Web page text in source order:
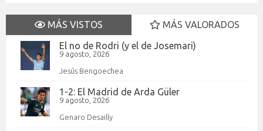
MÁS VISTOS
MÁS VALORADOS
El no de Rodri (y el de Josemari)
9 agosto, 2026
Jesús Bengoechea
1-2: El Madrid de Arda Güler
9 agosto, 2026
Genaro Desailly